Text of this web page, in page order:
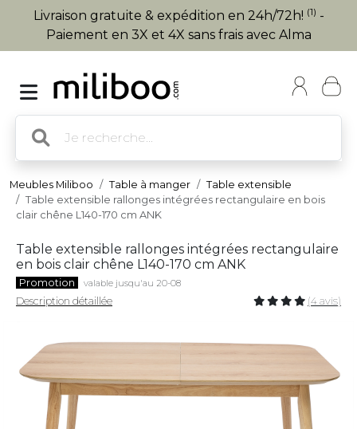
Livraison gratuite & expédition en 24h/72h! (1) -
Paiement en 3X et 4X sans frais avec Alma
Meubles Miliboo Table à manger
Table extensible
Table extensible rallonges intégrées rectangulaire en bois
clair chêne L140-170 cm ANK
Table extensible rallonges intégrées rectangulaire
en bois clair chêne L140-170 cm ANK
Promotion valable jusqu'au 20-08
Description détaillée (4 avis)